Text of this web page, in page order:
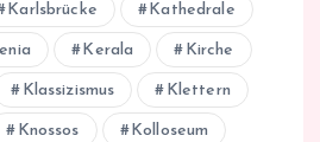
Karlsbrücke Kathedrale
Kerala Kirche
Klassizismus Klettern
Knossos Kolloseum